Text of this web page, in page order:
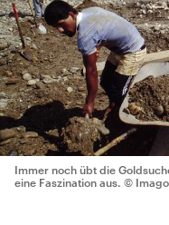
Immer noch übt die
eine Faszination aus. ©